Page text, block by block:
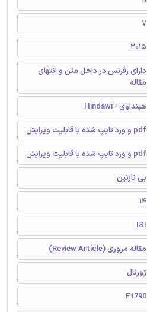
7
2015
دارای رفرنس در داخل متن و انتهای
مقاله
هینداوی - Hindawi
pdf و ورد تایپ شده با قابلیت ویرایش
pdf و ورد تایپ شده با قابلیت ویرایش
بی نازنین
14
ISI
مقاله مروری (Review Article)
ژورنال
F1790